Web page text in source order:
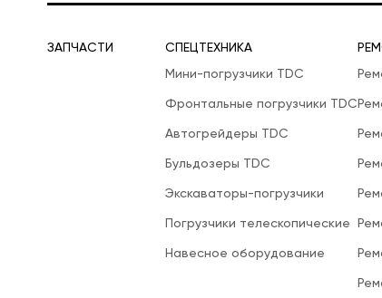
ЗАПЧАСТИ
СПЕЦТЕХНИКА
Мини-погрузчики TDC
Фронтальные погрузчики TDC
Автогрейдеры TDC
Бульдозеры TDC
Экскаваторы-погрузчики
Погрузчики телескопические
Навесное оборудование